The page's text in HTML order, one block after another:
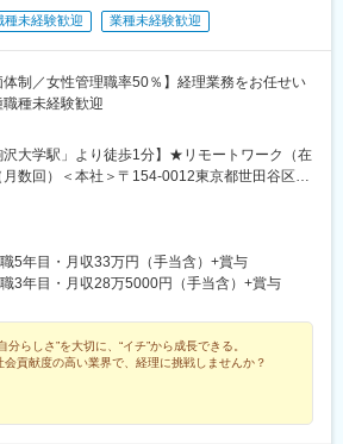
種未経験歓迎 業種未経験歓迎
体制／女性管理職率50％】経理業務をお任せい
種未経験歓迎
沢大学駅」より徒歩1分】★リモートワーク（在
数回）＜本社＞〒154-0012東京都世田谷区駒
5階＜アクセス＞・東急田園都市線「駒沢大学
り徒歩1分※受動喫煙対策あり：屋内禁煙
5年目・月収33万円（手当含）+賞与
3年目・月収28万5000円（手当含）+賞与
分らしさ”を大切に、“イチ”から成長できる。
会貢献度の高い業界で、経理に挑戦しませんか？